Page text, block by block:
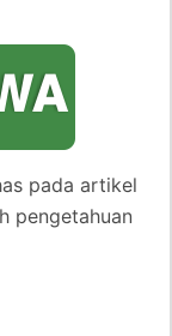
pada artikel
pengetahuan